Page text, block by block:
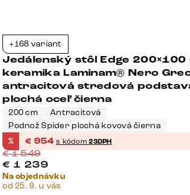
+168 variant
Jedálenský stôl Edge 200×100
keramika Laminam® Nero
antracitová stredová
plochá oceľ čierna
200 cm
Antracitová
Podnož Spider plochá kovová čierna
% € 954 s kódom23DPH
€1 549
€ 1 239
Na objednávku
od 25. 9. u vás